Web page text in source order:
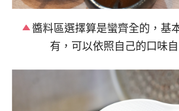
醬料區選擇算是蠻齊全的，基
有，可以依照自己的口味